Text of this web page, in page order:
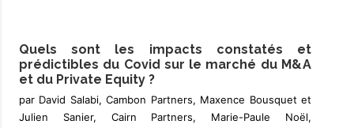
Quels sont les impacts constatés et
prédictibles du Covid sur le marché du M&A
et du Private Equity ?
par David Salabi, Cambon Partners, Maxence Bousquet et
Julien Sanier, Cairn Partners, Marie-Paule Noël,